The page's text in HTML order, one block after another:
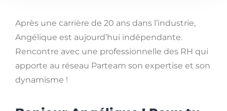
Après une carrière de 20 ans dans l’industrie,
Angélique est aujourd’hui indépendante.
Rencontre avec une professionnelle des RH qui
apporte au réseau Parteam son expertise et son
dynamisme !